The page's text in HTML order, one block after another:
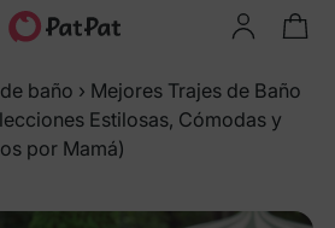
baño › Mejores Trajes de Baño
Estilosas, Cómodas y
por Mamá)